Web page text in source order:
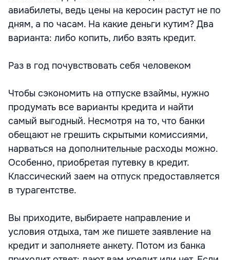
авиабилеты, ведь цены на керосин растут не по
дням, а по часам. На какие деньги кутим? Два
варианта: либо копить, либо взять кредит.
Раз в год почувствовать себя человеком
Чтобы сэкономить на отпуске взаймы, нужно
продумать все варианты кредита и найти
самый выгодный. Несмотря на то, что банки
обещают не грешить скрытыми комиссиями,
нарваться на дополнительные расходы можно.
Особенно, приобретая путевку в кредит.
Классический заем на отпуск предоставляется
в турагентстве.
Вы приходите, выбираете направление и
условия отдыха, там же пишете заявление на
кредит и заполняете анкету. Потом из банка